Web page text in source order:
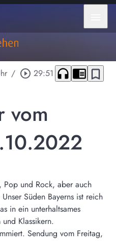
/ play_circle_outline 29:51 headphones chrome_reader_mode bookmark_border
vom
Pop und Rock, aber auch
Süden Bayerns ist reich
in ein unterhaltsames
Klassikern.
Sendung vom Freitag,